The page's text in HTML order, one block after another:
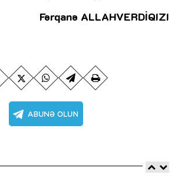
Fərqanə ALLAHVERDİQIZI